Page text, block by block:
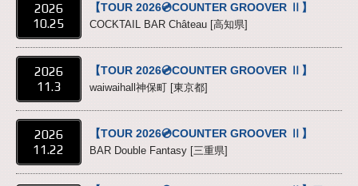
2026
10.25
【TOUR 2026💿COUNTER GROOVER Ⅱ】
COCKTAIL BAR Château [高知県]
2026
11.3
【TOUR 2026💿COUNTER GROOVER Ⅱ】
waiwaihall神保町 [東京都]
2026
11.22
【TOUR 2026💿COUNTER GROOVER Ⅱ】
BAR Double Fantasy [三重県]